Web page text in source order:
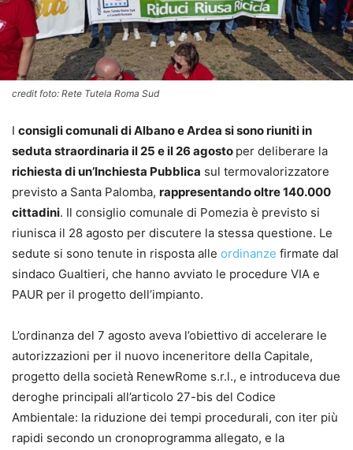
credit foto: Rete Tutela Roma Sud
I consigli comunali di Albano e Ardea si sono riuniti in
seduta straordinaria il 25 e il 26 agosto per deliberare la
richiesta di un’Inchiesta Pubblica sul termovalorizzatore
previsto a Santa Palomba, rappresentando oltre 140.000
cittadini. Il consiglio comunale di Pomezia è previsto si
riunisca il 28 agosto per discutere la stessa questione. Le
sedute si sono tenute in risposta alle ordinanze firmate dal
sindaco Gualtieri, che hanno avviato le procedure VIA e
PAUR per il progetto dell’impianto.
L’ordinanza del 7 agosto aveva l’obiettivo di accelerare le
autorizzazioni per il nuovo inceneritore della Capitale,
progetto della società RenewRome s.r.l., e introduceva due
deroghe principali all’articolo 27-bis del Codice
Ambientale: la riduzione dei tempi procedurali, con iter più
rapidi secondo un cronoprogramma allegato, e la